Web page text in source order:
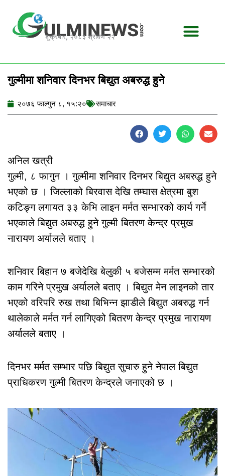
content
शुक्रबार, २०८३ श्रावण २२
गुल्मीमा शनिवार दिनभर बिद्युत अबरुद्ध हुने
२०७६ फाल्गुन ८, १५:२० समाचार
अनिल खत्री
गुल्मी, ८ फागुन । गुल्मीमा शनिवार दिनभर बिद्युत अबरुद्ध हुने
भएको छ । जिल्लाको बिरवास देखि तम्घास क्षेत्रमा बुश
कटिङ्ग लगायत ३३ केभि लाइन मर्मत सम्भारको कार्य गर्ने
भएकाले बिद्युत अबरुद्ध हुने गुल्मी बितरण केन्द्र प्रमुख
नारायण अर्यालले बताए ।
शनिवार बिहान ७ बजेदेखि बेलुकी ५ बजेसम्म मर्मत सम्भारको
काम गरिने प्रमुख अर्यालले बताए । बिद्युत मेन लाइनको तार
भएको वरिपरि रुख तथा बिभिन्न झाडीले बिद्युत अबरुद्ध गर्न
थालेकाले मर्मत गर्न लागिएको बितरण केन्द्र प्रमुख नारायण
अर्यालले बताए ।
दिनभर मर्मत सम्भार पछि बिद्युत सुचारु हुने नेपाल बिद्युत
प्राधिकरण गुल्मी बितरण केन्द्रले जनाएको छ ।